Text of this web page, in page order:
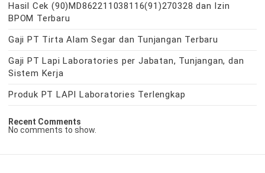
Hasil Cek (90)MD862211038116(91)270328 dan Izin
BPOM Terbaru
Gaji PT Tirta Alam Segar dan Tunjangan Terbaru
Gaji PT Lapi Laboratories per Jabatan, Tunjangan, dan
Sistem Kerja
Produk PT LAPI Laboratories Terlengkap
Recent Comments
No comments to show.